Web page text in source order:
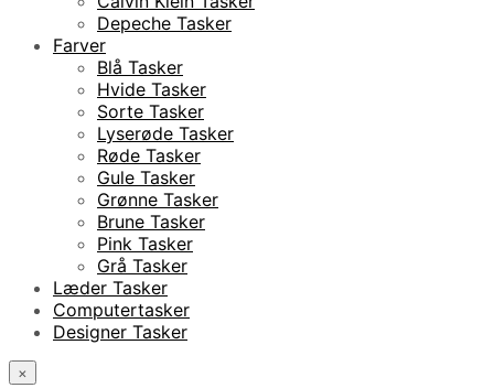
Depeche Tasker
Farver
Blå Tasker
Hvide Tasker
Sorte Tasker
Lyserøde Tasker
Røde Tasker
Gule Tasker
Grønne Tasker
Brune Tasker
Pink Tasker
Grå Tasker
Læder Tasker
Computertasker
Designer Tasker
×